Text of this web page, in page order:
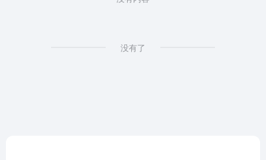
没有了